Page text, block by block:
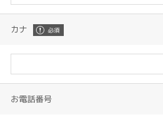
カナ
お電話番号